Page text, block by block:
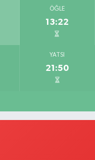
ÖĞLE
13:22
YATSI
21:50